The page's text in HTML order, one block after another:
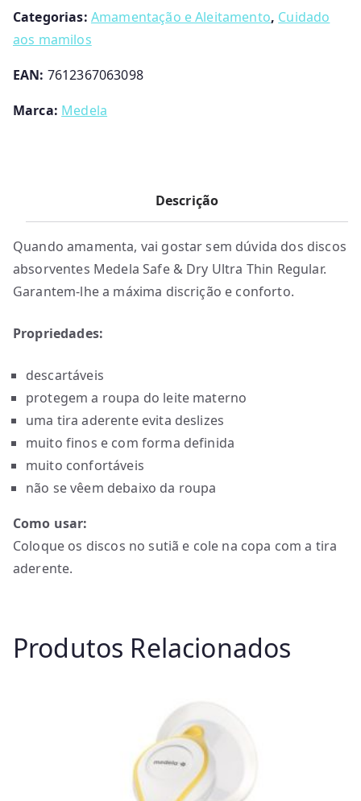
Finos
X
Unid
Medela
Categorias: Amamentação e Aleitamento, Cuidado
aos mamilos
EAN: 7612367063098
Marca: Medela
Descrição
Quando amamenta, vai gostar sem dúvida dos discos
absorventes Medela Safe & Dry Ultra Thin Regular.
Garantem-lhe a máxima discrição e conforto.
Propriedades:
descartáveis
protegem a roupa do leite materno
uma tira aderente evita deslizes
muito finos e com forma definida
muito confortáveis
não se vêem debaixo da roupa
Como usar:
Coloque os discos no sutiã e cole na copa com a tira
aderente.
Produtos Relacionados